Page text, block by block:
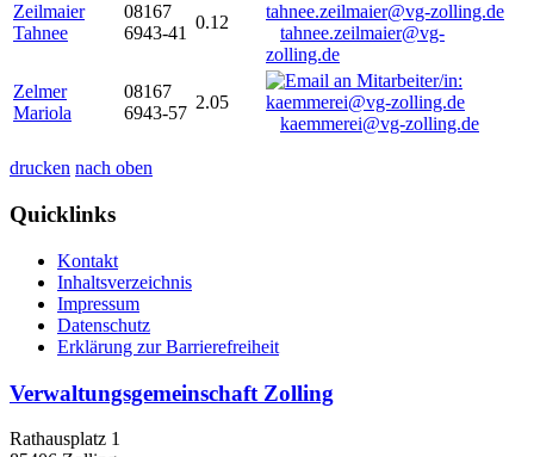
Zeilmaier
Tahnee
08167
6943-41
0.12
tahnee.zeilmaier@vg-
zolling.de
Zelmer
Mariola
08167
6943-57
2.05
kaemmerei@vg-zolling.de
drucken nach oben
Quicklinks
Kontakt
Inhaltsverzeichnis
Impressum
Datenschutz
Erklärung zur Barrierefreiheit
Verwaltungsgemeinschaft Zolling
Rathausplatz 1